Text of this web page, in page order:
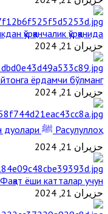
қўрққанчалик қўрққанида
حزيران 21, 2024
ёрдамчи бўлманг!
حزيران 21, 2024
Расулуллоҳ ﷺ уйқудан турганларида ўқиган дуолари
حزيران 21, 2024
Фақат ёши катталар учун
حزيران 21, 2024